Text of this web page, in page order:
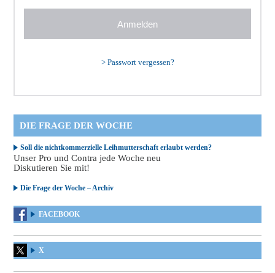
> Passwort vergessen?
DIE FRAGE DER WOCHE
Soll die nichtkommerzielle Leihmutterschaft erlaubt werden?
Unser Pro und Contra jede Woche neu
Diskutieren Sie mit!
Die Frage der Woche – Archiv
FACEBOOK
X